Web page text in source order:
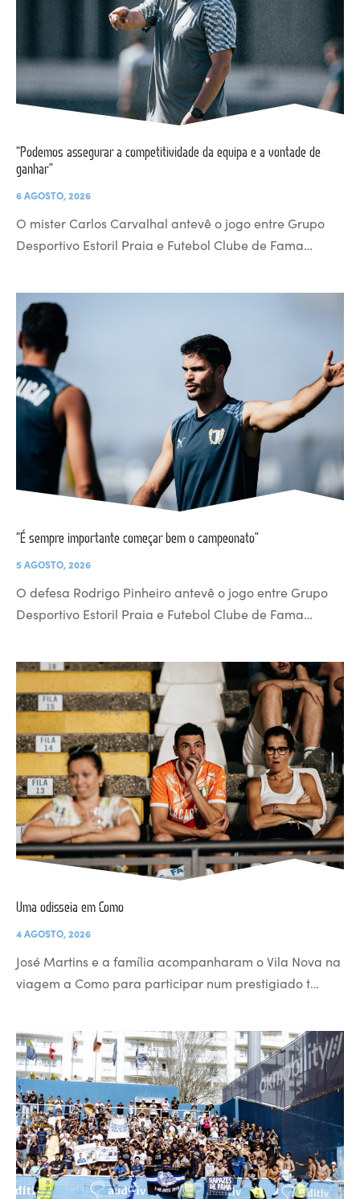
“Podemos assegurar a competitividade da equipa e a vontade de
ganhar”
6 AGOSTO, 2026
O mister Carlos Carvalhal antevê o jogo entre Grupo
Desportivo Estoril Praia e Futebol Clube de Fama…
“É sempre importante começar bem o campeonato”
5 AGOSTO, 2026
O defesa Rodrigo Pinheiro antevê o jogo entre Grupo
Desportivo Estoril Praia e Futebol Clube de Fama…
Uma odisseia em Como
4 AGOSTO, 2026
José Martins e a família acompanharam o Vila Nova na
viagem a Como para participar num prestigiado t…